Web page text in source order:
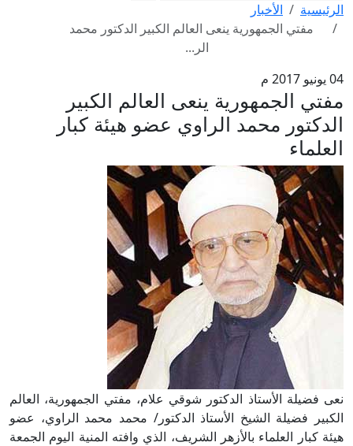
الرئيسية
الأخبار
مفتي الجمهورية ينعى العالم الكبير الدكتور محمد
الر...
04 يونيو 2017 م
مفتي الجمهورية ينعى العالم الكبير
الدكتور محمد الراوي عضو هيئة كبار
العلماء
نعى فضيلة الأستاذ الدكتور شوقي علام، مفتي الجمهورية، العالم
الكبير فضيلة الشيخ الأستاذ الدكتور/ محمد محمد الراوي، عضو
هيئة كبار العلماء بالأزهر الشريف، الذي وافته المنية اليوم الجمعة